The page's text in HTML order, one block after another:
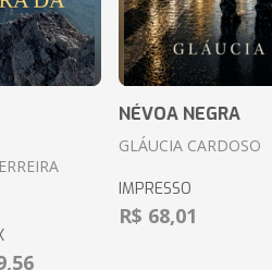
NÉVOA NEGRA
GLÁUCIA CARDOSO
IMPRESSO
R$ 68,01